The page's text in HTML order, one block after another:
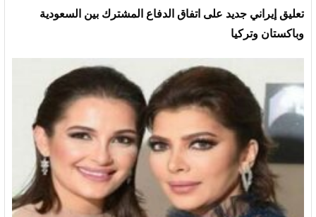
تعليق إيراني جديد على اتفاق الدفاع المشترك بين السعودية
وباكستان وتركيا